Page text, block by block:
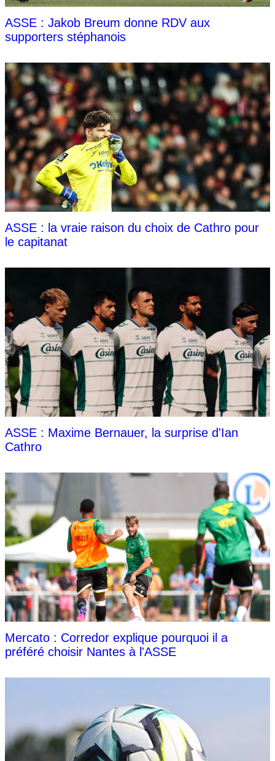
ASSE : Jakob Breum donne RDV aux
supporters stéphanois
ASSE : la vraie raison du choix de Cathro pour
le capitanat
ASSE : Maxime Bernauer, la surprise d'Ian
Cathro
Mercato : Corredor explique pourquoi il a
préféré choisir Nantes à l'ASSE